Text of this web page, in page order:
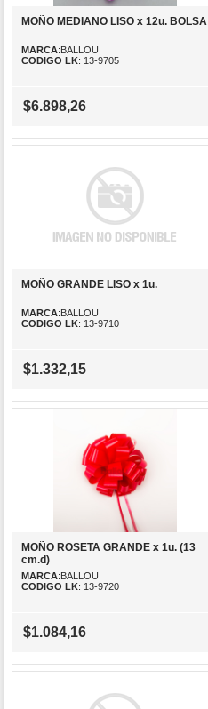
MOÑO MEDIANO LISO x 12u. BOLSA
MARCA:BALLOU
CODIGO LK: 13-9705
$6.898,26
MOÑO GRANDE LISO x 1u.
MARCA:BALLOU
CODIGO LK: 13-9710
$1.332,15
MOÑO ROSETA GRANDE x 1u. (13
cm.d)
MARCA:BALLOU
CODIGO LK: 13-9720
$1.084,16